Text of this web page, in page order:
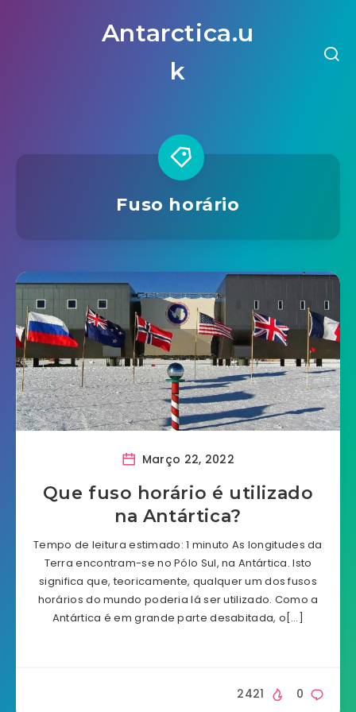
Antarctica.u
k
Fuso horário
Março 22, 2022
Que fuso horário é utilizado
na Antártica?
Tempo de leitura estimado: 1 minuto As longitudes da
Terra encontram-se no Pólo Sul, na Antártica. Isto
significa que, teoricamente, qualquer um dos fusos
horários do mundo poderia lá ser utilizado. Como a
Antártica é em grande parte desabitada, o[…]
0
2421